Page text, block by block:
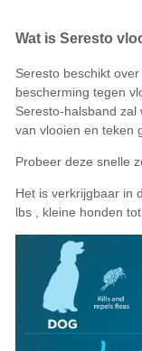
Wat is Seresto
Seresto beschikt
bescherming tegen
Seresto-halsband
van vlooien en teken
Probeer deze snelle
Het is verkrijgbaar in
lbs
kleine honden